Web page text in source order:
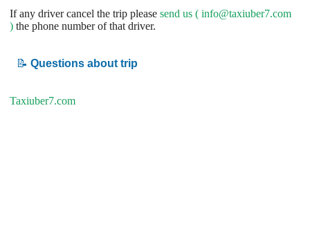
If any driver cancel the trip please send us ( info@taxiuber7.com
) the phone number of that driver.
📝 Questions about trip
Taxiuber7.com